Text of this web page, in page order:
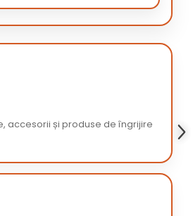
accesorii și produse de îngrijire